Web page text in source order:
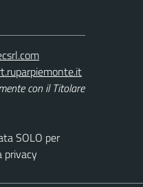
con il Titolare
SOLO per
privacy